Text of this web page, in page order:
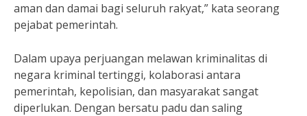
aman dan damai bagi seluruh rakyat,” kata seorang
pejabat pemerintah.
Dalam upaya perjuangan melawan kriminalitas di
negara kriminal tertinggi, kolaborasi antara
pemerintah, kepolisian, dan masyarakat sangat
diperlukan. Dengan bersatu padu dan saling